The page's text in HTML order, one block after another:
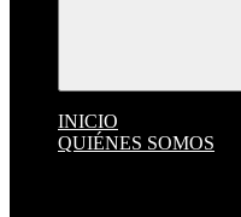
INICIO
QUIÉNES SOMOS